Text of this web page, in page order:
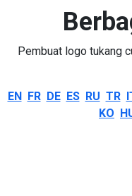
Pembuat logo tukang
EN FR DE ES RU TR
KO